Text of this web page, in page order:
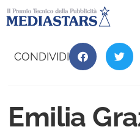
CONDIVIDI
Emilia